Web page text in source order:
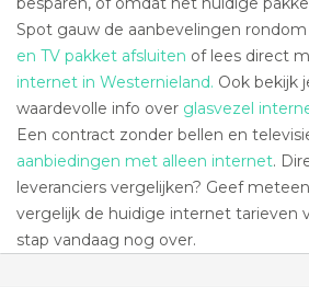
Spot gauw de aanbevelingen rondom
en TV pakket afsluiten of lees direct
internet in Westernieland. Ook bekijk
waardevolle info over glasvezel
Een contract zonder bellen en
aanbiedingen met alleen internet.
leveranciers vergelijken? Geef
vergelijk de huidige internet tarieven
stap vandaag nog over.